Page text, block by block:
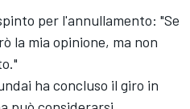
per l'annullamento: "Se
la mia opinione, ma non
ha concluso il giro in